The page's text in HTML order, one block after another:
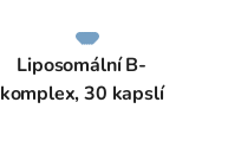
Liposomální B-
komplex, 30 kapslí